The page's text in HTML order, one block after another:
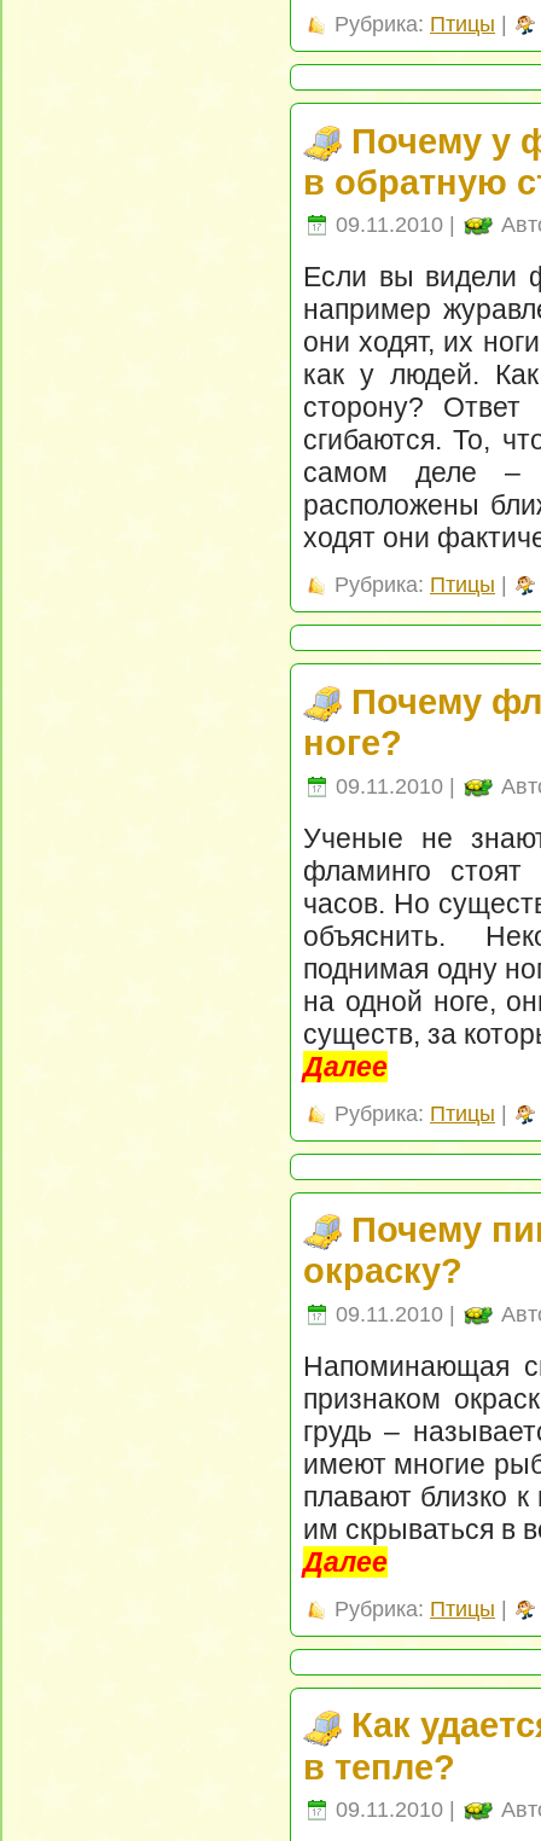
Рубрика: Птицы |
Почему у
в обратную
09.11.2010 |
Если вы видели
например
они ходят, их
как у людей.
сторону?
сгибаются. То,
самом деле –
расположены
ходят они
Рубрика: Птицы
Почему
ноге?
09.11.2010 |
Ученые не
фламинго стоят
часов. Но
объяснить.
поднимая одну
на одной ноге,
существ, за
Далее
Рубрика: Птицы |
Почему
окраску?
09.11.2010 |
Напоминающая
признаком
грудь –
имеют многие
плавают близко к
им скрываться в
Далее
Рубрика: Птицы |
Как
в тепле?
09.11.2010 |